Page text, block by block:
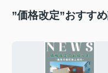
”価格改定”おすす